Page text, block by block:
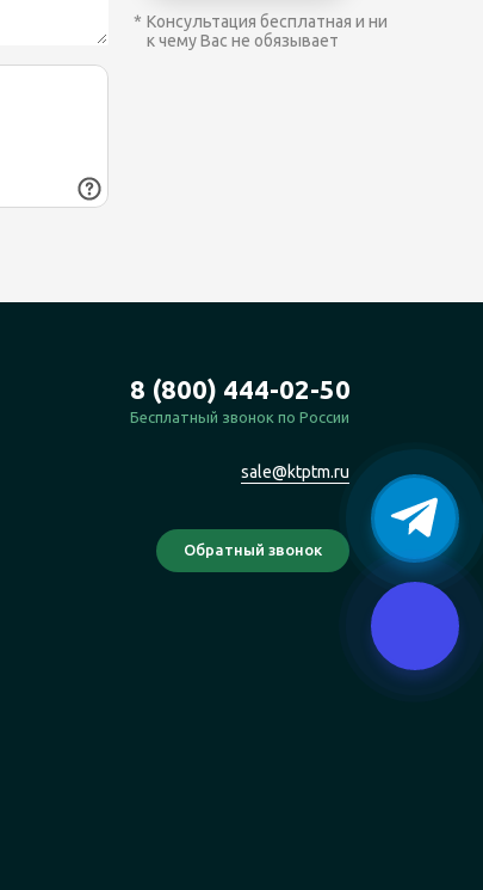
Консультация бесплатная и ни
к чему Вас не обязывает
8 (800) 444-02-50
Бесплатный звонок по России
sale@ktptm.ru